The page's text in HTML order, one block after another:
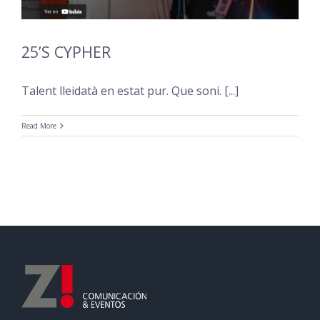
25’S CYPHER
Talent lleidatà en estat pur. Que soni. [...]
Read More